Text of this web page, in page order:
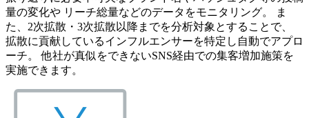
量の変化や リーチ総量などのデータをモニタリング。 ま
た、2次拡散・3次拡散以降までを分析対象とすることで、
拡散に貢献しているインフルエンサーを特定し自動でアプロ
ーチ。 他社が真似をできないSNS経由での集客増加施策を
実施できます。